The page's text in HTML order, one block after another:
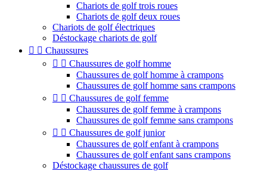
Chariots de golf trois roues
Chariots de golf deux roues
Chariots de golf électriques
Déstockage chariots de golf
  Chaussures
  Chaussures de golf homme
Chaussures de golf homme à crampons
Chaussures de golf homme sans crampons
  Chaussures de golf femme
Chaussures de golf femme à crampons
Chaussures de golf femme sans crampons
  Chaussures de golf junior
Chaussures de golf enfant à crampons
Chaussures de golf enfant sans crampons
Déstockage chaussures de golf